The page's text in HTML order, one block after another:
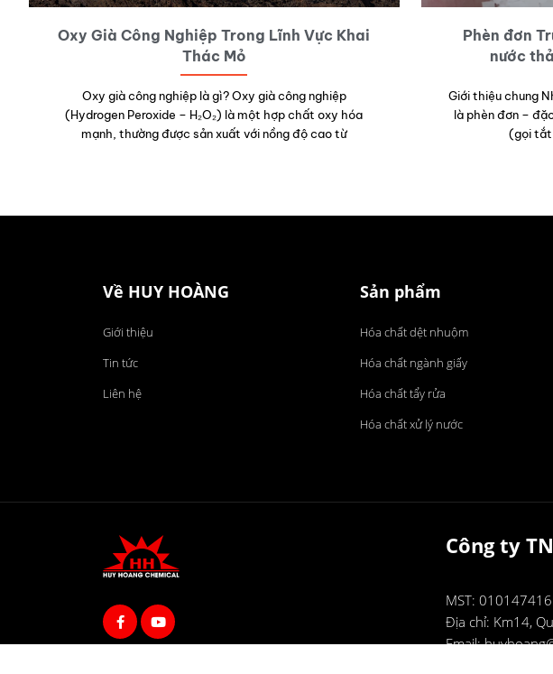
Oxy Già Công Nghiệp Trong Lĩnh Vực Khai
Thác Mỏ
Oxy già công nghiệp là gì? Oxy già công nghiệp
(Hydrogen Peroxide – H₂O₂) là một hợp chất oxy hóa
mạnh, thường được sản xuất với nồng độ cao từ
Phèn đơn
nước
Giới thiệu chung
là phèn đơn –
(gọi tắt
Về HUY HOÀNG
Giới thiệu
Tin tức
Liên hệ
Sản phẩm
Hóa chất dệt nhuộm
Hóa chất ngành giấy
Hóa chất tẩy rửa
Hóa chất xử lý nước
Công ty
MST:
Địa chỉ: Km14,
Email: